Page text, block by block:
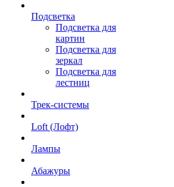
Подсветка
Подсветка для
картин
Подсветка для
зеркал
Подсветка для
лестниц
Трек-системы
Loft (Лофт)
Лампы
Абажуры